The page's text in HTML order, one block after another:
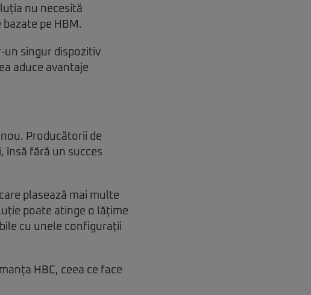
nu necesită
pe HBM.
un singur dispozitiv
aduce avantaje
Producătorii de
însă fără un succes
plasează mai multe
poate atinge o lățime
cu unele configurații
HBC, ceea ce face